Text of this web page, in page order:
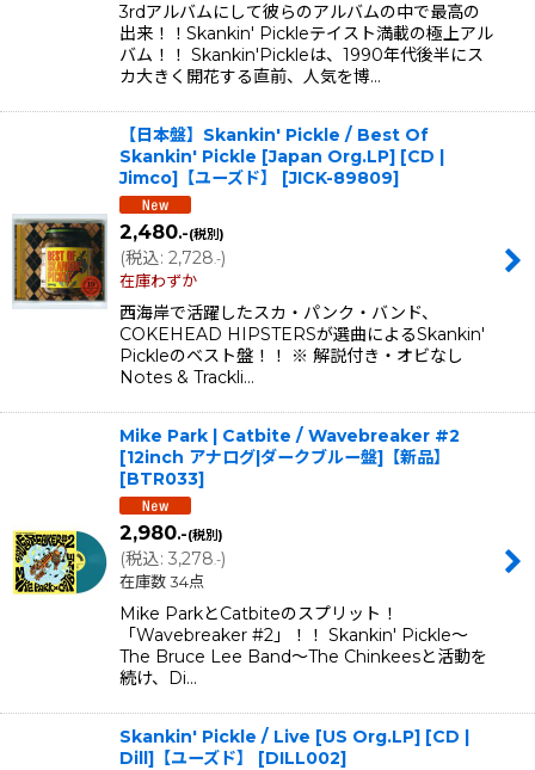
3rdアルバムにして彼らのアルバムの中で最高の
出来！！Skankin' Pickleテイスト満載の極上アル
バム！！ Skankin'Pickleは、1990年代後半にス
カ大きく開花する直前、人気を博…
【日本盤】Skankin' Pickle / Best Of
Skankin' Pickle [Japan Org.LP] [CD |
Jimco]【ユーズド】
[JICK-89809]
2,480.-(税別)
(税込: 2,728.-)
在庫わずか
西海岸で活躍したスカ・パンク・バンド、
COKEHEAD HIPSTERSが選曲によるSkankin'
Pickleのベスト盤！！ ※ 解説付き・オビなし
Notes & Trackli…
Mike Park | Catbite / Wavebreaker #2
[12inch アナログ|ダークブルー盤]【新品】
[BTR033]
2,980.-(税別)
(税込: 3,278 .-)
在庫数 34点
Mike ParkとCatbiteのスプリット！
「Wavebreaker #2」！！ Skankin' Pickle〜
The Bruce Lee Band〜The Chinkeesと活動を
続け、Di…
Skankin' Pickle / Live [US Org.LP] [CD |
Dill]【ユーズド】
[DILL002]